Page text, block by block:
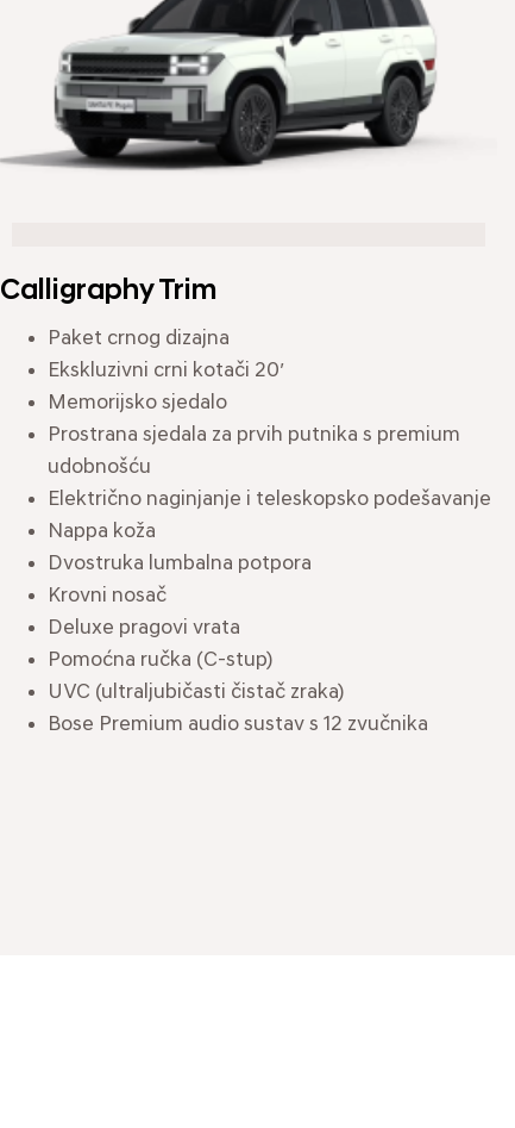
Calligraphy Trim
Paket crnog dizajna
Ekskluzivni crni kotači 20′
Memorijsko sjedalo
Prostrana sjedala za prvih putnika s premium
udobnošću
Električno naginjanje i teleskopsko podešavanje
Nappa koža
Dvostruka lumbalna potpora
Krovni nosač
Deluxe pragovi vrata
Pomoćna ručka (C-stup)
UVC (ultraljubičasti čistač zraka)
Bose Premium audio sustav s 12 zvučnika